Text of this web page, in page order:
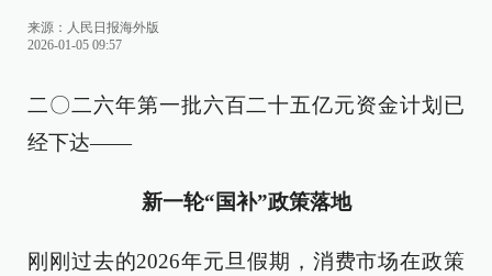
来源： 人民日报海外版
2026-01-05 09:57
二〇二六年第一批六百二十五亿元资金计划已
经下达——
新一轮“国补”政策落地
刚刚过去的2026年元旦假期，消费市场在政策